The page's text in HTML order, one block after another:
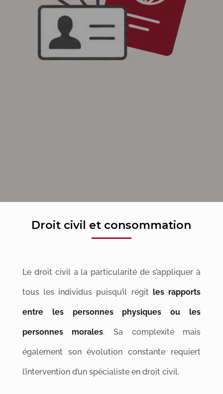
Droit civil et consommation
Le droit civil a la particularité de s’appliquer à
tous les individus puisqu’il régit les rapports
entre les personnes physiques ou les
personnes morales.Sa complexité mais
également son évolution constante requiert
l’intervention d’un spécialiste en droit civil.